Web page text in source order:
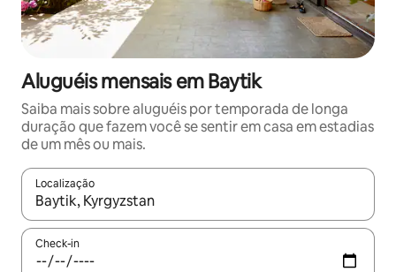
Aluguéis mensais em Baytik
Saiba mais sobre aluguéis por temporada de longa
duração que fazem você se sentir em casa em estadias
de um mês ou mais.
Localização
Quando os resultados estiverem disponíveis, explore-os
Check-in